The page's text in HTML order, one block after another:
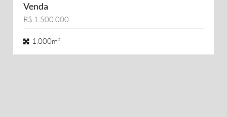
Venda
R$ 1.500.000
1.000m²